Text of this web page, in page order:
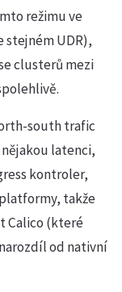
režimu ve
UDR),
clusterů mezi
south trafic
nějakou latenci,
kontroler,
takže
Calico (které
od nativní